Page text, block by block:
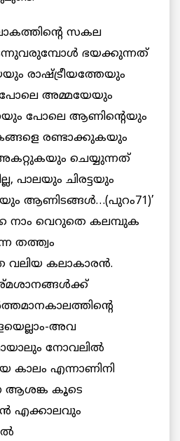
സകല
ഭയക്കുന്നത്
രാഷ്ട്രീയത്തേയും
പോലെ അമ്മയേയും
പോലെ ആണിന്റെയും
രണ്ടാക്കുകയും
ചെയ്യുന്നത്
പാലയും ചിരട്ടയും
ആണിടങ്ങള്‍…(പുറം71)’
നാം വെറുതെ കലമ്പുക
തത്ത്വം
വലിയ കലാകാരന്‍.
അവ
നോവലില്‍
കാലം എന്നാണിനി
ആശങ്ക കൂടെ
എക്കാലവും